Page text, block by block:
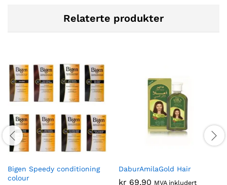
Relaterte produkter
Bigen Speedy conditioning
colour
DaburAmilaGold Hair
kr 69,90 MVA inkludert